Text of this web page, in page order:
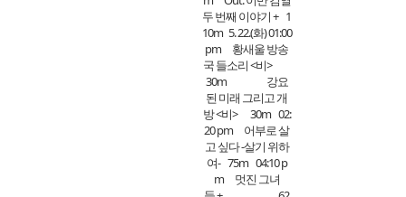
두 번째 이야기 + 1
10m 5. 22.(화) 01:00
pm 황새울 방송
국 들소리 <비>
30m 강요
된 미래 그리고 개
방 <비> 30m 02:
20 pm 어부로 살
고 싶다 -살기 위하
여- 75m 04:10 p
m 멋진 그녀